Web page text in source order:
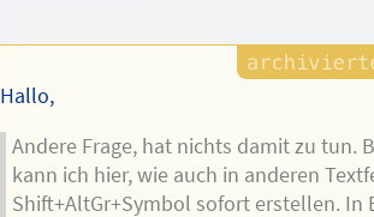
Hallo,
Andere Frage, hat nichts damit zu tun.
kann ich hier, wie auch in anderen
Shift+AltGr+Symbol sofort erstellen. In